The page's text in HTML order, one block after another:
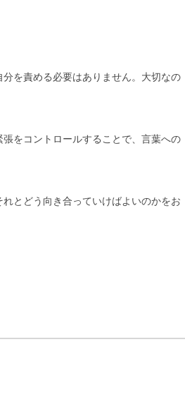
を責める必要はありません。大切なの
をコントロールすることで、言葉への
とどう向き合っていけばよいのかをお